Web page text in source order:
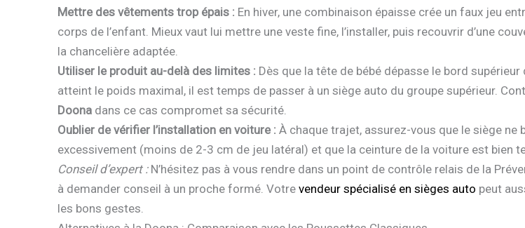
Mettre des vêtements trop épais : En hiver, une combinaison épaisse crée un faux jeu
corps de l’enfant. Mieux vaut lui mettre une veste fine, l’installer, puis recouvrir d’une
la chancelière adaptée.
Utiliser le produit au-delà des limites : Dès que la tête de bébé dépasse le bord supérieur
atteint le poids maximal, il est temps de passer à un siège auto du groupe supérieur.
Doona dans ce cas compromet sa sécurité.
Oublier de vérifier l’installation en voiture : À chaque trajet, assurez-vous que le siège ne
excessivement (moins de 2-3 cm de jeu latéral) et que la ceinture de la voiture est bien
Conseil d’expert :N’hésitez pas à vous rendre dans un point de contrôle relais de la
à demander conseil à un proche formé. Votre vendeur spécialisé en sièges auto peut
les bons gestes.